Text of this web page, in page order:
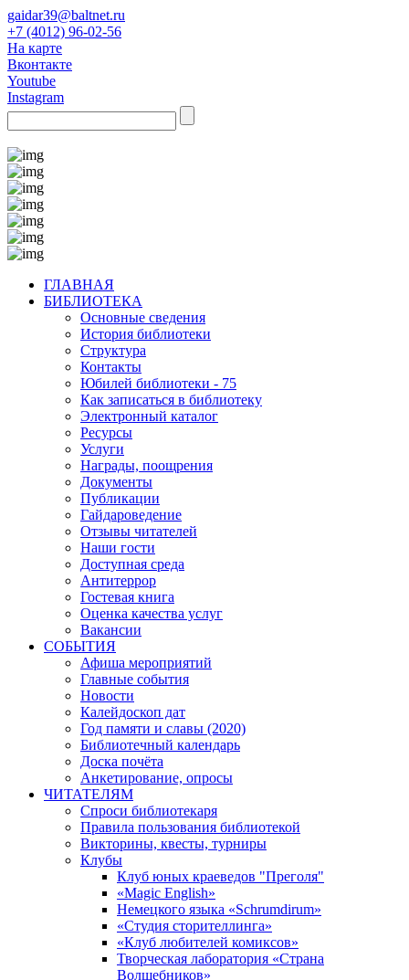
gaidar39@baltnet.ru
+7 (4012) 96-02-56
На карте
Вконтакте
Youtube
Instagram
ГЛАВНАЯ
БИБЛИОТЕКА
Основные сведения
История библиотеки
Структура
Контакты
Юбилей библиотеки - 75
Как записаться в библиотеку
Электронный каталог
Ресурсы
Услуги
Награды, поощрения
Документы
Публикации
Гайдароведение
Отзывы читателей
Наши гости
Доступная среда
Антитеррор
Гостевая книга
Оценка качества услуг
Вакансии
СОБЫТИЯ
Афиша мероприятий
Главные события
Новости
Калейдоскоп дат
Год памяти и славы (2020)
Библиотечный календарь
Доска почёта
Анкетирование, опросы
ЧИТАТЕЛЯМ
Спроси библиотекаря
Правила пользования библиотекой
Викторины, квесты, турниры
Клубы
Клуб юных краеведов "Преголя"
«Magic English»
Немецкого языка «Schrumdirum»
«Студия сторителлинга»
«Клуб любителей комиксов»
Творческая лаборатория «Страна
Волшебников»